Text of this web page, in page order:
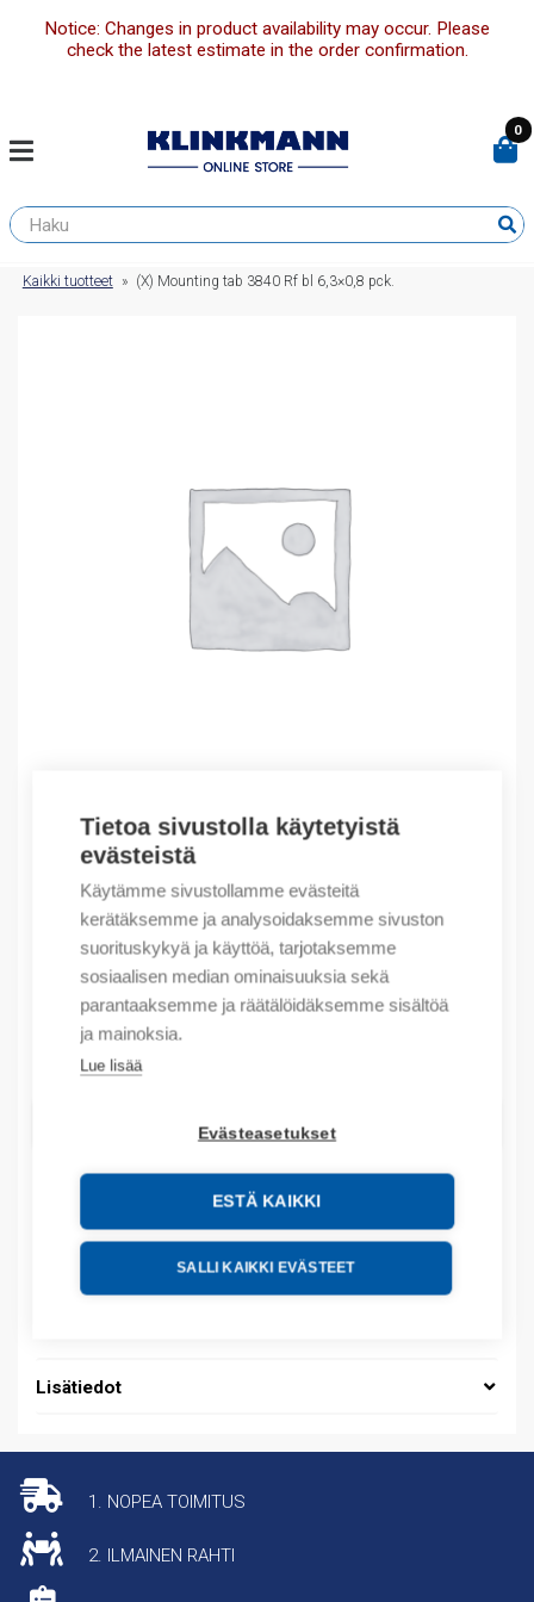
Tietoa sivustolla käytetyistä
evästeistä
Käytämme sivustollamme evästeitä
kerätäksemme ja analysoidaksemme sivuston
suorituskykyä ja käyttöä, tarjotaksemme
sosiaalisen median ominaisuuksia sekä
parantaaksemme ja räätälöidäksemme sisältöä
ja mainoksia.
Lue lisää
Evästeasetukset
ESTÄ KAIKKI
SALLI KAIKKI EVÄSTEET
Notice: Changes in product availability may occur. Please
check the latest estimate in the order confirmation.
0
Kaikki tuotteet » (X) Mounting tab 3840 Rf bl 6,3×0,8 pck.
Outlet – Erikoishinnat
(X) Mounting tab 3840 Rf bl 6,3×0,8 pck.
0,08€/ myyntierä
Myyntierä sis. 1000 kpl
Määrä
Määrä
LISÄÄ OSTOSKORIIN
Tuotekoodit
Tilauskoodi: 384080
Lisätiedot
1. NOPEA TOIMITUS
2. ILMAINEN RAHTI